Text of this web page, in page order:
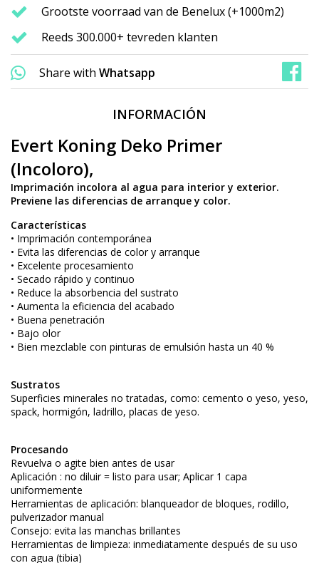
Grootste voorraad van de Benelux (+1000m2)
Reeds 300.000+ tevreden klanten
Share with Whatsapp
INFORMACIÓN
Evert Koning Deko Primer
(Incoloro),
Imprimación incolora al agua para interior y exterior.
Previene las diferencias de arranque y color.
Características
• Imprimación contemporánea
• Evita las diferencias de color y arranque
• Excelente procesamiento
• Secado rápido y continuo
• Reduce la absorbencia del sustrato
• Aumenta la eficiencia del acabado
• Buena penetración
• Bajo olor
• Bien mezclable con pinturas de emulsión hasta un 40 %
Sustratos
Superficies minerales no tratadas, como: cemento o yeso, yeso,
spack, hormigón, ladrillo, placas de yeso.
Procesando
Revuelva o agite bien antes de usar
Aplicación : no diluir = listo para usar; Aplicar 1 capa
uniformemente
Herramientas de aplicación: blanqueador de bloques, rodillo,
pulverizador manual
Consejo: evita las manchas brillantes
Herramientas de limpieza: inmediatamente después de su uso
con agua (tibia)